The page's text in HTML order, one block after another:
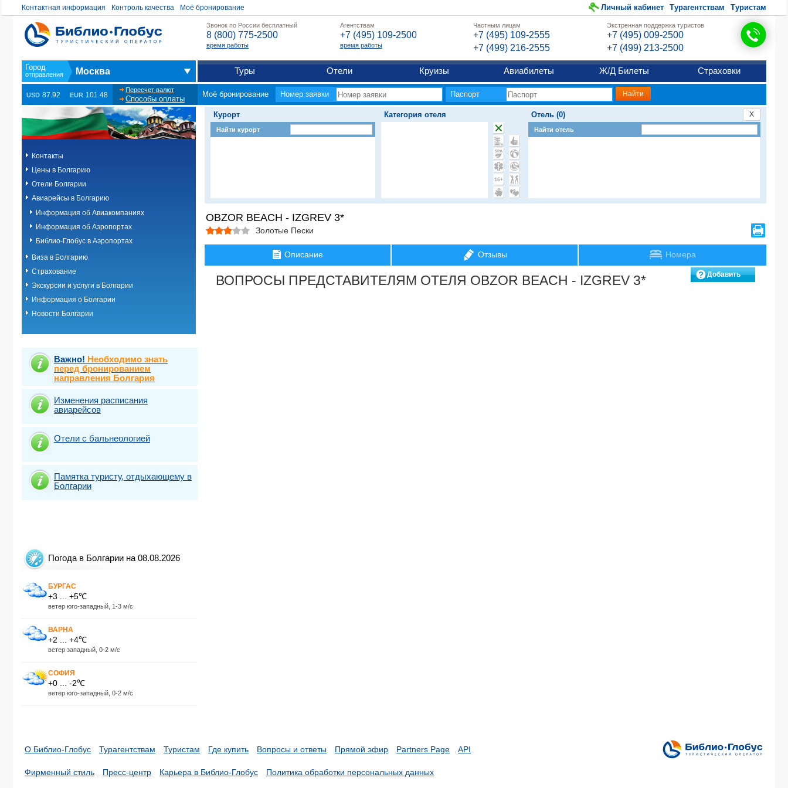
Контактная информация Контроль качества Моё бронирование Личный кабинет Турагентствам Туристам
Звонок по России бесплатный
8 (800) 775-2500
время работы
Агентствам
+7 (495) 109-2500
время работы
Частным лицам
+7 (495) 109-2555
+7 (499) 216-2555
Экстренная поддержка туристов
+7 (495) 009-2500
+7 (499) 213-2500
Москва Туры Отели Круизы Авиабилеты Ж/Д Билеты Страховки
USD 87.92 EUR 101.48
Пересчет валют
Способы оплаты
Моё бронирование Номер заявки Паспорт
Контакты
Цены в Болгарию
Отели Болгарии
Авиарейсы в Болгарию
Информация об Авиакомпаниях
Информация об Аэропортах
Библио-Глобус в Аэропортах
Виза в Болгарию
Страхование
Экскурсии и услуги в Болгарии
Информация о Болгарии
Новости Болгарии
Важно! Необходимо знать
перед бронированием
направления Болгария
Изменения расписания
авиарейсов
Отели с бальнеологией
Памятка туристу, отдыхающему в
Болгарии
Погода в Болгарии на 08.08.2026
БУРГАС
+3 ... +5℃
ветер юго-западный, 1-3 м/с
ВАРНА
+2 ... +4℃
ветер западный, 0-2 м/с
СОФИЯ
+0 ... -2℃
ветер юго-западный, 0-2 м/с
X
Курорт
Найти курорт
Категория отеля Отель (0)
Найти отель
OBZOR BEACH - IZGREV 3*
Золотые Пески
Описание Отзывы Номера
ВОПРОСЫ ПРЕДСТАВИТЕЛЯМ ОТЕЛЯ OBZOR BEACH - IZGREV 3*
Добавить
О Библио-Глобус Турагентствам Туристам Где купить Вопросы и ответы Прямой эфир Partners Page API
Фирменный стиль Пресс-центр Карьера в Библио-Глобус Политика обработки персональных данных